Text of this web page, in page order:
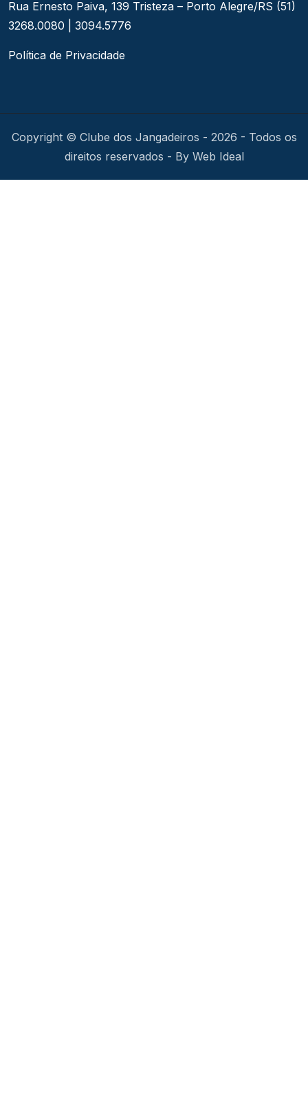
Rua Ernesto Paiva, 139 Tristeza – Porto Alegre/RS (51)
3268.0080 | 3094.5776
Política de Privacidade
Copyright © Clube dos Jangadeiros - 2026 - Todos os
direitos reservados - By Web Ideal